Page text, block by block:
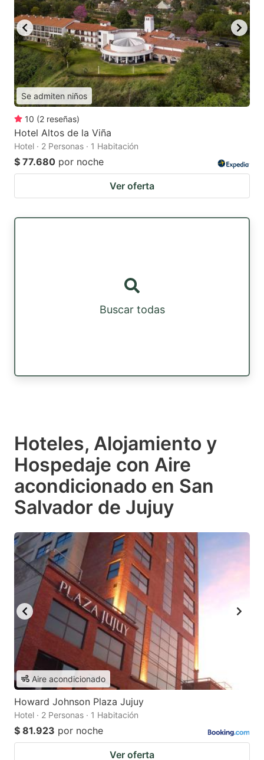
Se admiten niños
10 (2 reseñas)
Hotel Altos de la Viña
Hotel · 2 Personas · 1 Habitación
$ 77.680 por noche
Ver oferta
Buscar todas
Hoteles, Alojamiento y
Hospedaje con Aire
acondicionado en San
Salvador de Jujuy
Aire acondicionado
Howard Johnson Plaza Jujuy
Hotel · 2 Personas · 1 Habitación
$ 81.923 por noche
Ver oferta